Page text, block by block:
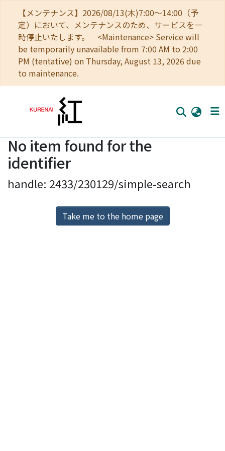
【メンテナンス】2026/08/13(木)7:00～14:00（予
定）において、メンテナンスのため、サービスを一
時停止いたします。 <Maintenance> Service will
be temporarily unavailable from 7:00 AM to 2:00
PM (tentative) on Thursday, August 13, 2026 due
to maintenance.
Home
Communities
Browse
Download Ranking
No item found for the
identifier
handle: 2433/230129/simple-search
Take me to the home page